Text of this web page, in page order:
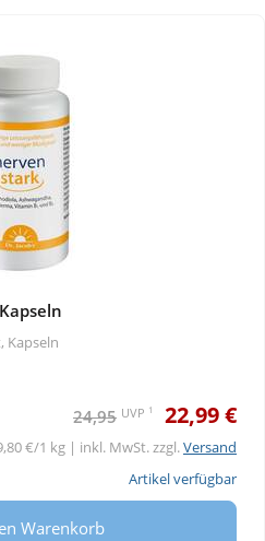
Kapseln
24,95 UVP 1 22,99 €
€/1 kg | inkl. MwSt. zzgl.Versand
Artikel verfügbar
Warenkorb